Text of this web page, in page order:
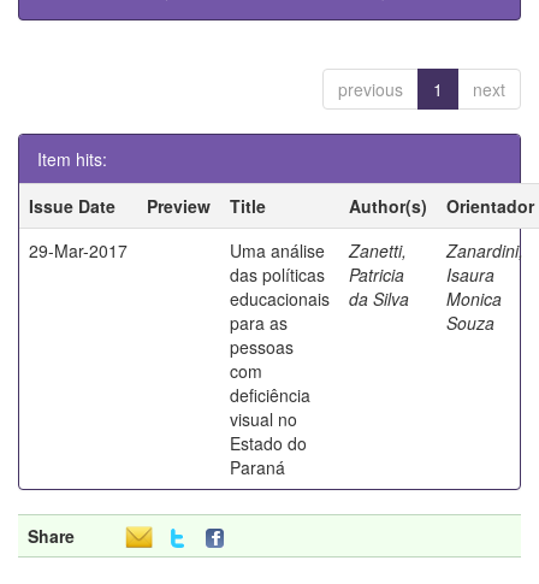
previous 1 next
Item hits:
Issue Date
Preview Title Author(s)
Orientador
29-Mar-2017
Uma análise
das políticas
educacionais
para as
pessoas
com
deficiência
visual no
Estado do
Paraná
Zanetti,
Patricia
da Silva
Zanardini,
Isaura
Monica
Souza
Share